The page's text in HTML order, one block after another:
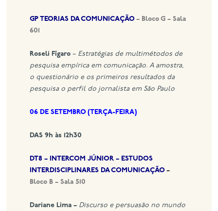
GP TEORIAS DA COMUNICAÇÃO– Bloco G – Sala
601
Roseli Fígaro – Estratégias de multimétodos de
pesquisa empírica em comunicação. A amostra,
o questionário e os primeiros resultados da
pesquisa o perfil do jornalista em São Paulo
06 DE SETEMBRO (TERÇA-FEIRA)
DAS 9h às 12h30
DT8 – INTERCOM JÚNIOR – ESTUDOS
INTERDISCIPLINARES DA COMUNICAÇÃO–
Bloco B – Sala 510
Dariane Lima – Discurso e persuasão no mundo